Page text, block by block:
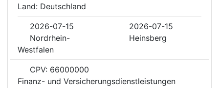
Land: Deutschland
2026-07-15
2026-07-15
Nordrhein-
Westfalen
Heinsberg
CPV: 66000000
Finanz- und Versicherungsdienstleistungen